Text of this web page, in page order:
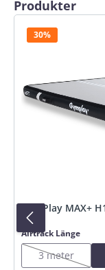
Produkter
30%
GymPlay MAX+
Airtrack Länge
3 meter
(Diese